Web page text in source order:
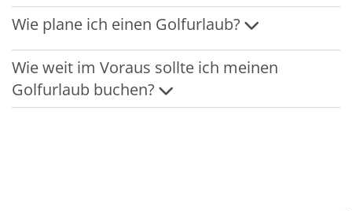
Wie plane ich einen Golfurlaub?
Wie weit im Voraus sollte ich meinen
Golfurlaub buchen?